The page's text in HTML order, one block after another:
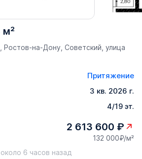
м²
Ростов-на-Дону, Советский, улица
Притяжение
3 кв. 2026 г.
4/19 эт.
2 613 600 ₽
132 000₽/м²
около 6 часов назад